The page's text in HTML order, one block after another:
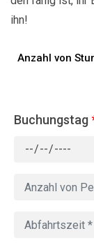
ihn!
Anzahl von
Buchungstag